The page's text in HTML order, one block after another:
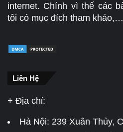
internet. Chính vì thế các
tôi có mục đích tham
Liên Hệ
+ Địa chỉ:
Hà Nội: 239 Xuân Thủy,